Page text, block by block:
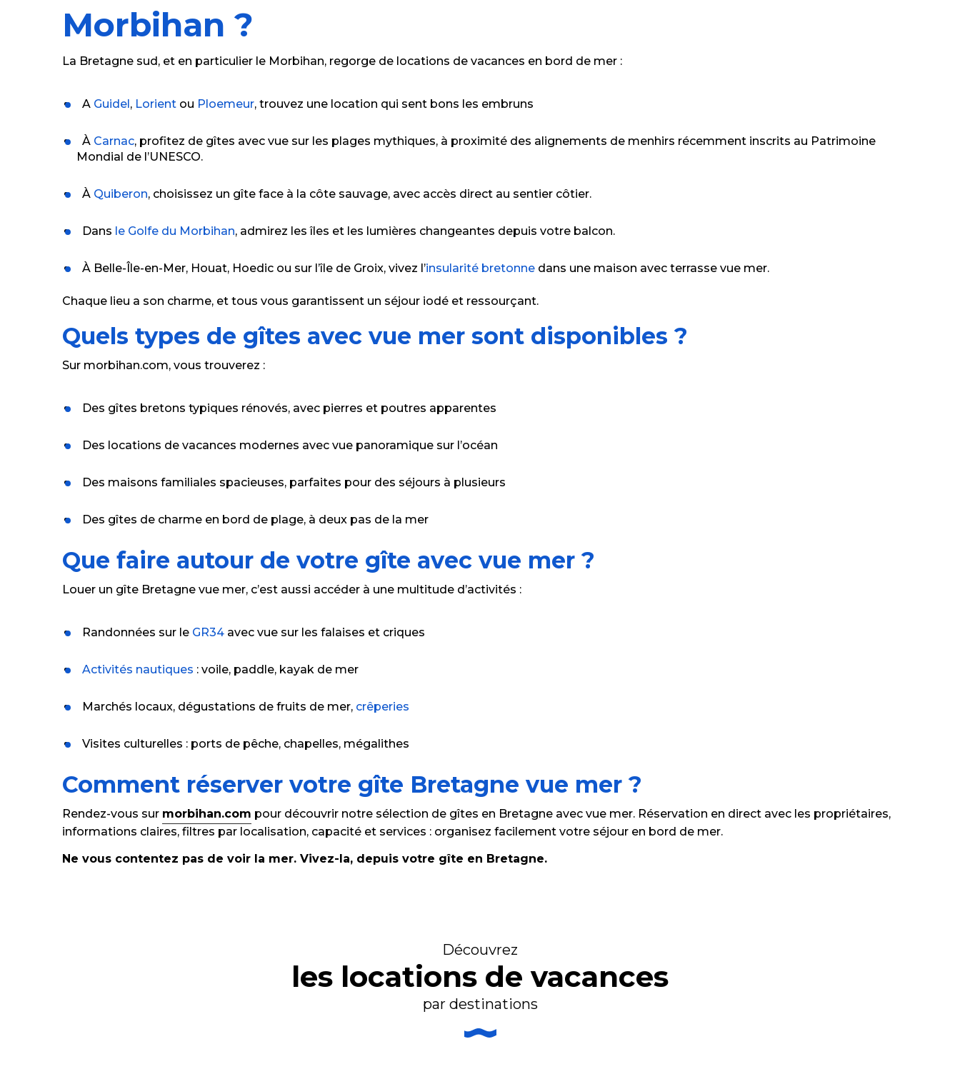
Morbihan ?
La Bretagne sud, et en particulier le Morbihan, regorge de locations de vacances en bord de mer :
A Guidel, Lorient ou Ploemeur, trouvez une location qui sent bons les embruns
À Carnac, profitez de gîtes avec vue sur les plages mythiques, à proximité des alignements de menhirs récemment inscrits au Patrimoine
Mondial de l’UNESCO.
À Quiberon, choisissez un gîte face à la côte sauvage, avec accès direct au sentier côtier.
Dans le Golfe du Morbihan, admirez les îles et les lumières changeantes depuis votre balcon.
À Belle-Île-en-Mer, Houat, Hoedic ou sur l’île de Groix, vivez l’insularité bretonne dans une maison avec terrasse vue mer.
Chaque lieu a son charme, et tous vous garantissent un séjour iodé et ressourçant.
Quels types de gîtes avec vue mer sont disponibles ?
Sur morbihan.com, vous trouverez :
Des gîtes bretons typiques rénovés, avec pierres et poutres apparentes
Des locations de vacances modernes avec vue panoramique sur l’océan
Des maisons familiales spacieuses, parfaites pour des séjours à plusieurs
Des gîtes de charme en bord de plage, à deux pas de la mer
Que faire autour de votre gîte avec vue mer ?
Louer un gîte Bretagne vue mer, c’est aussi accéder à une multitude d’activités :
Randonnées sur le GR34 avec vue sur les falaises et criques
Activités nautiques : voile, paddle, kayak de mer
Marchés locaux, dégustations de fruits de mer, crêperies
Visites culturelles : ports de pêche, chapelles, mégalithes
Comment réserver votre gîte Bretagne vue mer ?
Rendez-vous sur morbihan.com pour découvrir notre sélection de gîtes en Bretagne avec vue mer. Réservation en direct avec les propriétaires,
informations claires, filtres par localisation, capacité et services : organisez facilement votre séjour en bord de mer.
Ne vous contentez pas de voir la mer. Vivez-la, depuis votre gîte en Bretagne.
Découvrez
les locations de vacances
par destinations